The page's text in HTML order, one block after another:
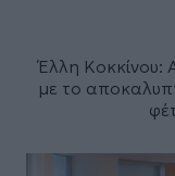
Έλλη Κοκκίνου:
με το